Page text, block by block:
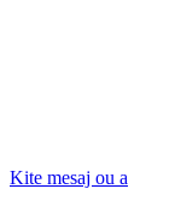
Kite mesaj ou a